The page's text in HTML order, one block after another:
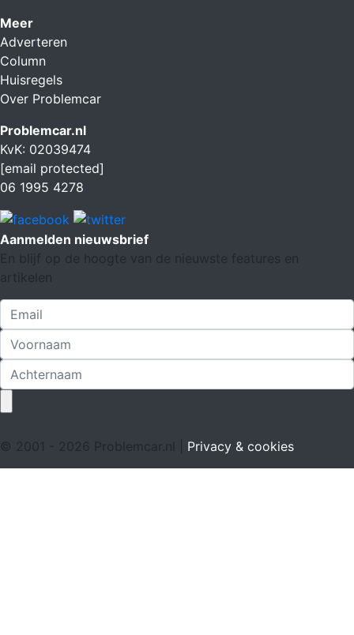
Meer
Adverteren
Column
Huisregels
Over Problemcar
Problemcar.nl
KvK: 02039474
[email protected]
06 1995 4278
Aanmelden nieuwsbrief
En blijf op de hoogte van de nieuwste features en
artikelen
© 2001 - 2026 Problemcar.nl | Privacy & cookies